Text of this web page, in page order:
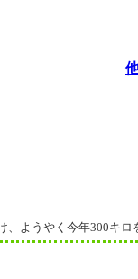
、ようやく今年300キ